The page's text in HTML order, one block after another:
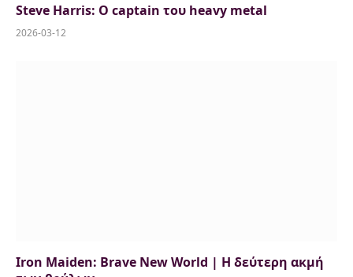
Steve Harris: Ο captain του heavy metal
2026-03-12
Iron Maiden: Brave New World | Η δεύτερη ακμή